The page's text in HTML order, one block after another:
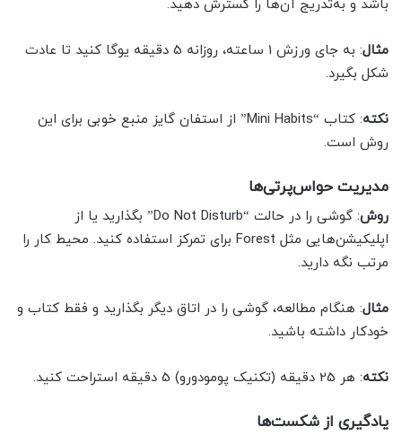
باشد و به‌تدریج آن‌ها را گسترش دهید.
مثال
: به جای ورزش 1 ساعته، روزانه 5 دقیقه یوگا کنید تا عادت
شکل بگیرد.
نکته
: کتاب “Mini Habits” از استفان گایز منبع خوبی برای این
روش است.
مدیریت حواس‌پرتی‌ها
روش
: گوشی را در حالت “Do Not Disturb” بگذارید یا از
اپلیکیشن‌هایی مثل Forest برای تمرکز استفاده کنید. محیط کار را
مرتب نگه دارید.
مثال: هنگام مطالعه، گوشی را در اتاق دیگر بگذارید و فقط کتاب و
خودکار داشته باشید.
نکته: هر 25 دقیقه (تکنیک پومودورو) 5 دقیقه استراحت کنید.
یادگیری از شکست‌ها